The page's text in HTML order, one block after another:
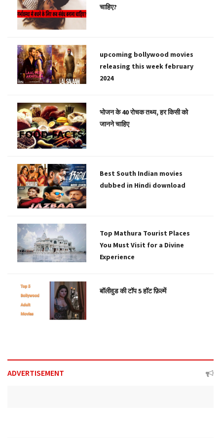
चाहिए?
upcoming bollywood movies
releasing this week february
2024
भोजन के 40 रोचक तथ्य, हर किसी को
जानने चाहिए
Best South Indian movies
dubbed in Hindi download
Top Mathura Tourist Places
You Must Visit for a Divine
Experience
बॉलीवुड की टॉप 5 हॉट फ़िल्में
ADVERTISEMENT